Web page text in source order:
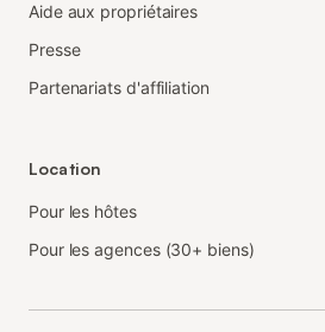
Aide aux propriétaires
Presse
Partenariats d'affiliation
Location
Pour les hôtes
Pour les agences (30+ biens)